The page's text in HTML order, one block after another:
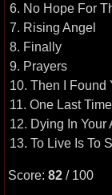
6. No Hope For
7. Rising Angel
8. Finally
9. Prayers
10. Then I Found
11. One Last Time
12. Dying In Your
13. To Live Is To
Score: 82 / 100